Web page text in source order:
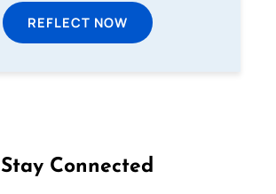
REFLECT NOW
Stay Connected